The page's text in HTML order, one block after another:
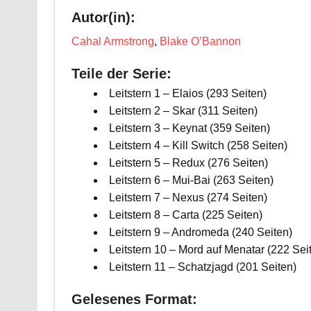
Autor(in):
Cahal Armstrong, Blake O’Bannon
Teile der Serie:
Leitstern 1 – Elaios (293 Seiten)
Leitstern 2 – Skar (311 Seiten)
Leitstern 3 – Keynat (359 Seiten)
Leitstern 4 – Kill Switch (258 Seiten)
Leitstern 5 – Redux (276 Seiten)
Leitstern 6 – Mui-Bai (263 Seiten)
Leitstern 7 – Nexus (274 Seiten)
Leitstern 8 – Carta (225 Seiten)
Leitstern 9 – Andromeda (240 Seiten)
Leitstern 10 – Mord auf Menatar (222
Leitstern 11 – Schatzjagd (201 Seiten)
Gelesenes Format: